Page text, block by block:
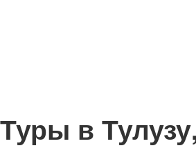
Туры в